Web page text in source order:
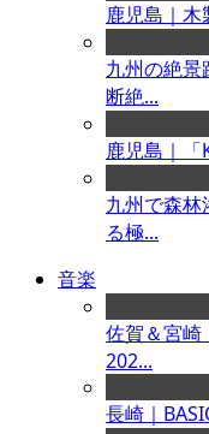
鹿児島｜
九州の絶
断絶...
鹿児島｜「
九州で森林
る極...
音楽
佐賀＆宮崎
202...
長崎｜